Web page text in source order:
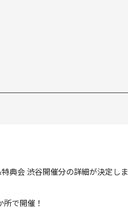
典会 渋谷開催分の詳細が決定し
で開催！